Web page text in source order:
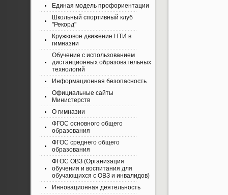
Единая модель профориентации
Школьный спортивный клуб
"Рекорд"
Кружковое движение НТИ в
гимназии
Обучение с использованием
дистанционных образовательных
технологий
Информационная безопасность
Официальные сайты
Министерств
О гимназии
ФГОС основного общего
образования
ФГОС среднего общего
образования
ФГОС ОВЗ (Организация
обучения и воспитания для
обучающихся с ОВЗ и инвалидов)
Инновационная деятельность